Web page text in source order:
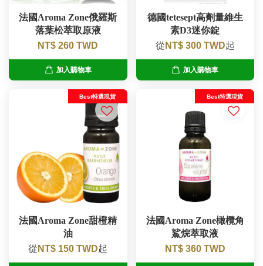
法國Aroma Zone俄羅斯
落葉松萃取原液
NT$ 260 TWD
加入購物車
德國tetesept高劑量維生
素D3迷你錠
從 NT$ 300 TWD起
加入購物車
Best特選現貨
法國Aroma Zone甜橙精
油
從 NT$ 150 TWD起
Best特選現貨
法國Aroma Zone橄欖角
鯊烷萃取液
NT$ 360 TWD